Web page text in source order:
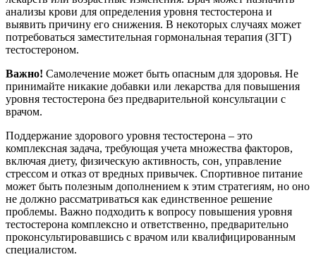
анализы крови для определения уровня тестостерона и
выявить причину его снижения. В некоторых случаях может
потребоваться заместительная гормональная терапия (ЗГТ)
тестостероном.
Важно! Самолечение может быть опасным для здоровья. Не
принимайте никакие добавки или лекарства для повышения
уровня тестостерона без предварительной консультации с
врачом.
Поддержание здорового уровня тестостерона – это
комплексная задача, требующая учета множества факторов,
включая диету, физическую активность, сон, управление
стрессом и отказ от вредных привычек. Спортивное питание
может быть полезным дополнением к этим стратегиям, но оно
не должно рассматриваться как единственное решение
проблемы. Важно подходить к вопросу повышения уровня
тестостерона комплексно и ответственно, предварительно
проконсультировавшись с врачом или квалифицированным
специалистом.